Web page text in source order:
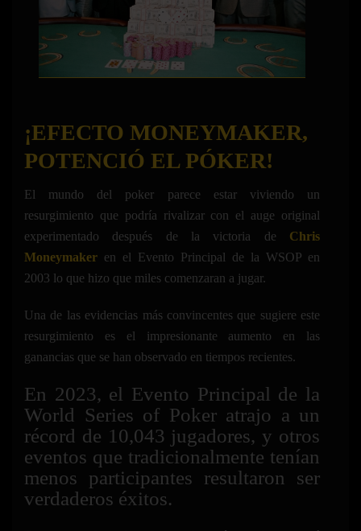
¡EFECTO MONEYMAKER,
POTENCIÓ EL PÓKER!
El mundo del poker parece estar viviendo un
resurgimiento que podría rivalizar con el auge original
experimentado después de la victoria de Chris
Moneymaker en el Evento Principal de la WSOP en
2003 lo que hizo que miles comenzaran a jugar.
Una de las evidencias más convincentes que sugiere este
resurgimiento es el impresionante aumento en las
ganancias que se han observado en tiempos recientes.
En 2023, el Evento Principal de la
World Series of Poker atrajo a un
récord de 10,043 jugadores, y otros
eventos que tradicionalmente tenían
menos participantes resultaron ser
verdaderos éxitos.